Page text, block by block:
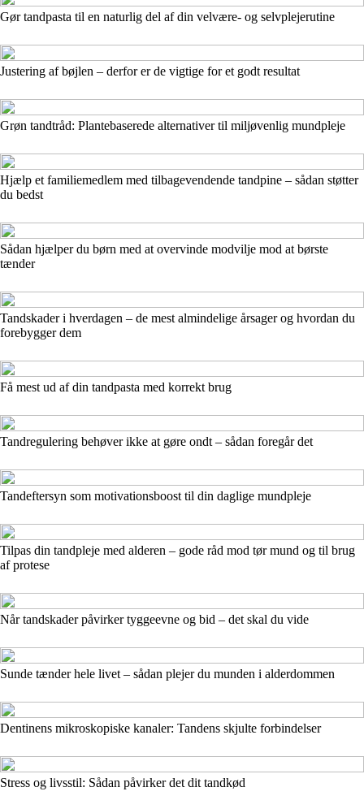
Gør tandpasta til en naturlig del af din velvære- og selvplejerutine
Justering af bøjlen – derfor er de vigtige for et godt resultat
Grøn tandtråd: Plantebaserede alternativer til miljøvenlig mundpleje
Hjælp et familiemedlem med tilbagevendende tandpine – sådan støtter
du bedst
Sådan hjælper du børn med at overvinde modvilje mod at børste
tænder
Tandskader i hverdagen – de mest almindelige årsager og hvordan du
forebygger dem
Få mest ud af din tandpasta med korrekt brug
Tandregulering behøver ikke at gøre ondt – sådan foregår det
Tandeftersyn som motivationsboost til din daglige mundpleje
Tilpas din tandpleje med alderen – gode råd mod tør mund og til brug
af protese
Når tandskader påvirker tyggeevne og bid – det skal du vide
Sunde tænder hele livet – sådan plejer du munden i alderdommen
Dentinens mikroskopiske kanaler: Tandens skjulte forbindelser
Stress og livsstil: Sådan påvirker det dit tandkød